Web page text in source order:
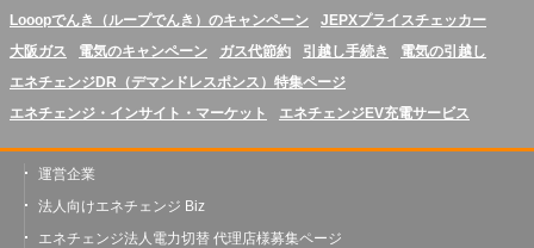
Looopでんき（ループでんき）のキャンペーン
JEPXプライスチェッカー
大阪ガス
電気のキャンペーン ガス代節約 引越し手続き
電気の引越し
エネチェンジDR（デマンドレスポンス）特集ページ
エネチェンジ・インサイト・マーケット
エネチェンジEV充電サービス
運営企業
法人向けエネチェンジ Biz
エネチェンジ法人電力切替 代理店様募集ページ